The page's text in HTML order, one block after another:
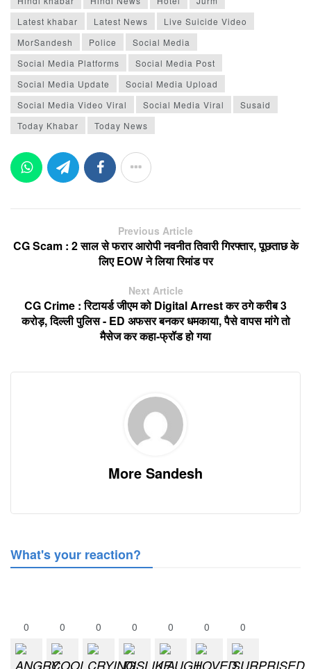
Latest khabar
Latest News
Live Suicide Video
MorSandesh
Police
Social Media
Social Media Platforms
Social Media Post
Social Media Update
Social Media Upload
Social Media Video Viral
Social Media Viral
Susaid
Today Khabar
Today News
Previous Article
CG Scam : 2 साल से फरार आरोपी नवनीत तिवारी गिरफ्तार, पूछताछ के
लिए EOW ने लिया रिमांड पर
Next Article
CG Crime : रिटायर्ड जीएम को Digital Arrest कर ठगे करीब 3
करोड़, दिल्ली पुलिस - ED अफसर बनकर धमकाया, पैसे वापस मांगे तो
मैसेज कर कहा-फ्रॉड हो गया
More Sandesh
What's your reaction?
0 0 0 0 0 0 0